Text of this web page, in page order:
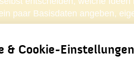
paar Basisdaten angeben,
& Cookie-Einstellungen